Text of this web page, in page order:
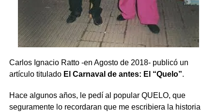
Comparte esto:
X Facebook WhatsApp Imprimir
Carlos Ignacio Ratto -en Agosto de 2018- publicó un
artículo titulado El Carnaval de antes: El “Quelo”.
Hace algunos años, le pedí al popular QUELO, que
seguramente lo recordaran que me escribiera la historia